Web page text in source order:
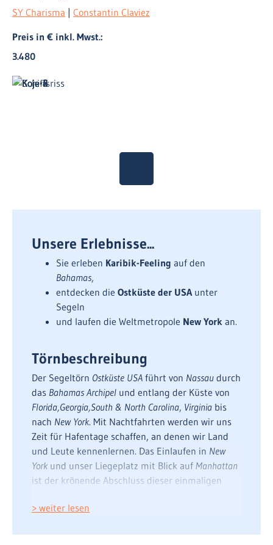
SY Charisma | Constantin Claviez
Preis in € inkl. Mwst.:
3.480
Unsere Erlebnisse...
Sie erleben Karibik-Feeling auf den
Bahamas,
entdecken die Ostküste der USA unter
Segeln
und laufen die Weltmetropole New York an.
Törnbeschreibung
Der Segeltörn Ostküste USA führt von Nassau durch
das Bahamas Archipel und entlang der Küste von
Florida,Georgia,South & North Carolina, Virginia bis
nach New York. Mit Nachtfahrten werden wir uns
Zeit für Hafentage schaffen, an denen wir Land
und Leute kennenlernen. Das Einlaufen in New
York und unser Liegeplatz mit Blick auf Manhattan
ist der krönende Abschluss dieser einmaligen
> weiter lesen